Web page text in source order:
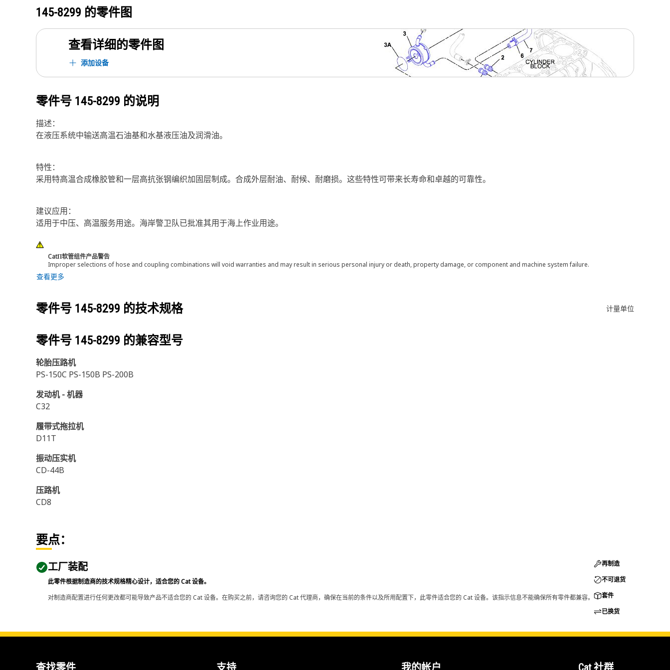
145-8299 的零件图
查看详细的零件图
添加设备
零件号 145-8299 的说明
描述：
在液压系统中输送高温石油基和水基液压油及润滑油。
特性：
采用特高温合成橡胶管和一层高抗张钢编织加固层制成。合成外层耐油、耐候、耐磨损。这些特性可带来长寿命和卓越的可靠性。
建议应用：
适用于中压、高温服务用途。海岸警卫队已批准其用于海上作业用途。
CatΠ软管组件产品警告
Improper selections of hose and coupling combinations will void warranties and may result in serious personal injury or death, property damage, or component and machine system failure.
查看更多
零件号 145-8299 的技术规格 计量单位
零件号 145-8299 的兼容型号
轮胎压路机
PS-150C PS-150B PS-200B
发动机 - 机器
C32
履带式拖拉机
D11T
振动压实机
CD-44B
压路机
CD8
要点：
工厂装配
此零件根据制造商的技术规格精心设计，适合您的 Cat 设备。
对制造商配置进行任何更改都可能导致产品不适合您的 Cat 设备。在购买之前，请咨询您的 Cat 代理商，确保在当前的条件以及所用配置下，此零件适合您的 Cat 设备。该指示信息不能确保所有零件都兼容。
再制造
不可退货
套件
已换货
查找零件 支持 我的帐户 Cat 社群